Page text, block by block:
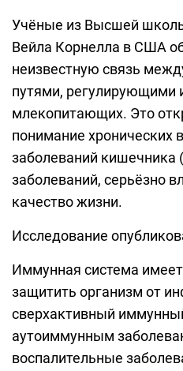
Учёные из Высшей
Вейла Корнелла в США
неизвестную связь
путями, регулирующими
млекопитающих. Это
понимание хронических
заболеваний кишечника
заболеваний, серьёзно
качество жизни.
Исследование
Иммунная система
защитить организм от
сверхактивный
аутоиммунным
воспалительные